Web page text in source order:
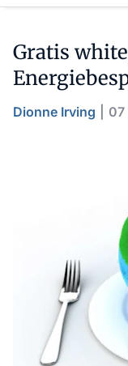
Gratis
Dionne Irving 07